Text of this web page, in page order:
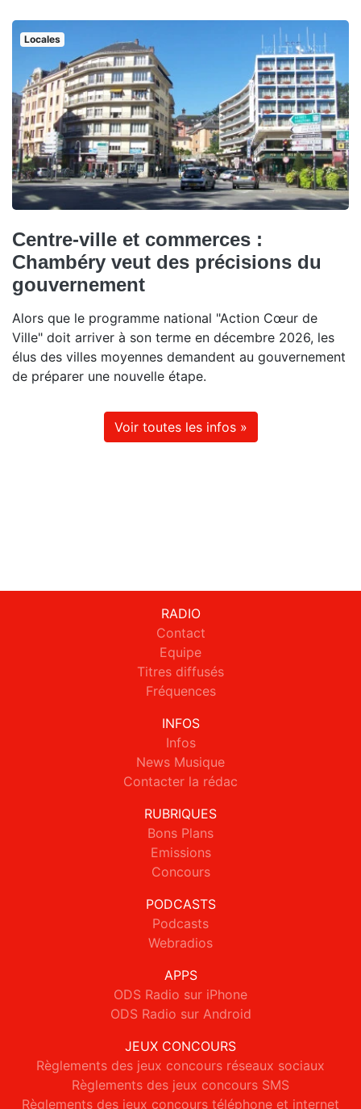
Locales
Centre-ville et commerces :
Chambéry veut des précisions du
gouvernement
Alors que le programme national "Action Cœur de
Ville" doit arriver à son terme en décembre 2026, les
élus des villes moyennes demandent au gouvernement
de préparer une nouvelle étape.
Voir toutes les infos »
RADIO
Contact
Equipe
Titres diffusés
Fréquences
INFOS
Infos
News Musique
Contacter la rédac
RUBRIQUES
Bons Plans
Emissions
Concours
PODCASTS
Podcasts
Webradios
APPS
ODS Radio sur iPhone
ODS Radio sur Android
JEUX CONCOURS
Règlements des jeux concours réseaux sociaux
Règlements des jeux concours SMS
Règlements des jeux concours téléphone et internet